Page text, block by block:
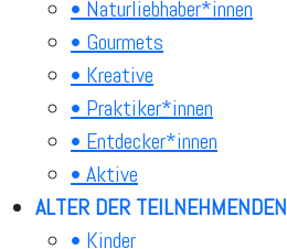
• Naturliebhaber*innen
• Gourmets
• Kreative
• Praktiker*innen
• Entdecker*innen
• Aktive
ALTER DER TEILNEHMENDEN
• Kinder